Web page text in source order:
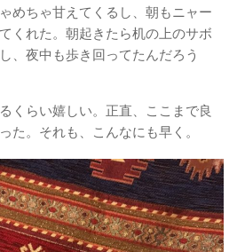
めちゃ甘えてくるし、朝もニャー
くれた。朝起きたら机の上のサボ
、夜中も歩き回ってたんだろう
くらい嬉しい。正直、ここまで良
た。それも、こんなにも早く。